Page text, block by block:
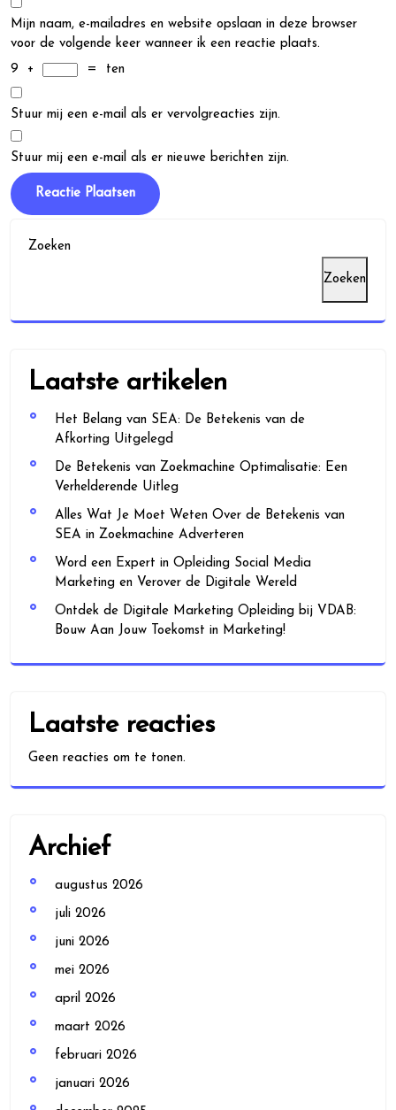
Mijn naam, e-mailadres en website opslaan in deze browser
voor de volgende keer wanneer ik een reactie plaats.
9
+ = ten
Stuur mij een e-mail als er vervolgreacties zijn.
Stuur mij een e-mail als er nieuwe berichten zijn.
Zoeken
Zoeken
Laatste artikelen
Het Belang van SEA: De Betekenis van de
Afkorting Uitgelegd
De Betekenis van Zoekmachine Optimalisatie: Een
Verhelderende Uitleg
Alles Wat Je Moet Weten Over de Betekenis van
SEA in Zoekmachine Adverteren
Word een Expert in Opleiding Social Media
Marketing en Verover de Digitale Wereld
Ontdek de Digitale Marketing Opleiding bij VDAB:
Bouw Aan Jouw Toekomst in Marketing!
Laatste reacties
Geen reacties om te tonen.
Archief
augustus 2026
juli 2026
juni 2026
mei 2026
april 2026
maart 2026
februari 2026
januari 2026